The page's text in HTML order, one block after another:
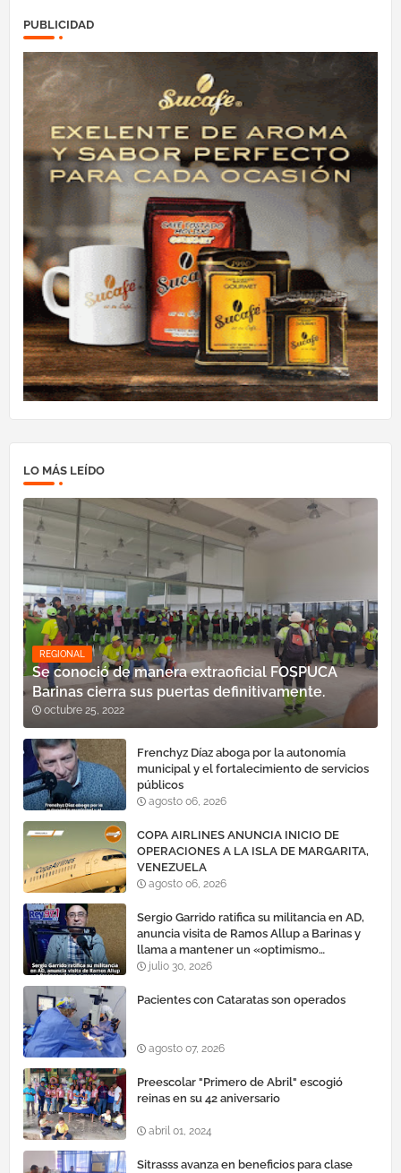
PUBLICIDAD
LO MÁS LEÍDO
REGIONAL
Se conoció de manera extraoficial FOSPUCA
Barinas cierra sus puertas definitivamente.
octubre 25, 2022
Frenchyz Díaz aboga por la autonomía
municipal y el fortalecimiento de servicios
públicos
agosto 06, 2026
COPA AIRLINES ANUNCIA INICIO DE
OPERACIONES A LA ISLA DE MARGARITA,
VENEZUELA
agosto 06, 2026
Sergio Garrido ratifica su militancia en AD,
anuncia visita de Ramos Allup a Barinas y
llama a mantener un «optimismo
cauteloso»
julio 30, 2026
Pacientes con Cataratas son operados
agosto 07, 2026
Preescolar "Primero de Abril" escogió
reinas en su 42 aniversario
abril 01, 2024
Sitrasss avanza en beneficios para clase